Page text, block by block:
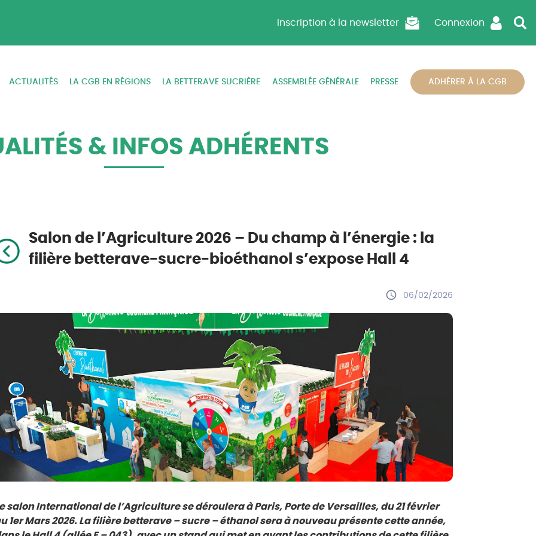
Inscription à la newsletter Connexion
ACTUALITÉS LA CGB EN RÉGIONS LA BETTERAVE SUCRIÈRE ASSEMBLÉE GÉNÉRALE PRESSE ADHÉRER À LA CGB
& INFOS ADHÉRENTS
Salon de l’Agriculture 2026 – Du champ à l’énergie : la
filière betterave-sucre-bioéthanol s’expose Hall 4
06/02/2026
salon International de l’Agriculture se déroulera à Paris, Porte de Versailles, du 21 février
1er Mars 2026. La filière betterave – sucre – éthanol sera à nouveau présente cette année,